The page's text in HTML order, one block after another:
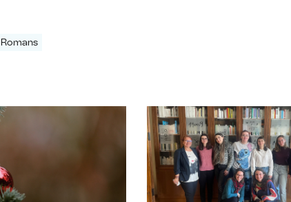
Romans
Irina Zamfirescu, sociologue, au